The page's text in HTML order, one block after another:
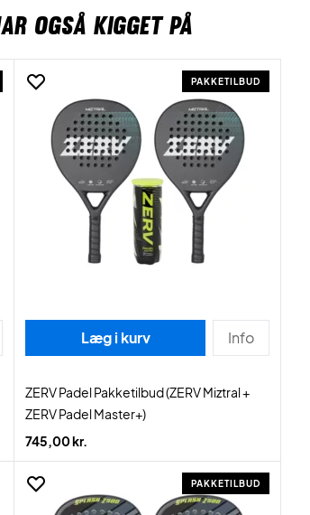
OGSÅ KIGGET PÅ
PAKKETILBUD
Læg i kurv Info
ZERV Padel Pakketilbud (ZERV Miztral +
ZERV Padel Master+)
745,00 kr.
PAKKETILBUD